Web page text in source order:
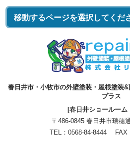
春日井市・小牧市の外壁塗装・屋根塗装
プラス
[春日井ショールーム
〒486-0845 春日井市瑞穂
TEL： 0568-84-8444 FAX